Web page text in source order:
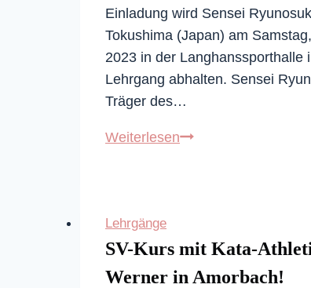
Einladung wird Sensei
Tokushima (Japan) am
2023 in der Langhanssporthalle
Lehrgang abhalten. Sensei
Träger des…
WeiterlesenLehrgang
Japan
Lehrgänge
SV-Kurs mit Kata-
Werner in Amorbach!